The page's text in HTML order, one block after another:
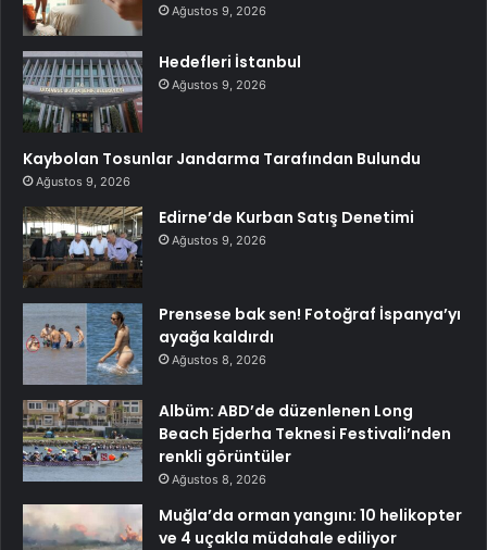
Ağustos 9, 2026
Hedefleri İstanbul
Ağustos 9, 2026
Kaybolan Tosunlar Jandarma Tarafından Bulundu
Ağustos 9, 2026
Edirne’de Kurban Satış Denetimi
Ağustos 9, 2026
Prensese bak sen! Fotoğraf İspanya’yı
ayağa kaldırdı
Ağustos 8, 2026
Albüm: ABD’de düzenlenen Long
Beach Ejderha Teknesi Festivali’nden
renkli görüntüler
Ağustos 8, 2026
Muğla’da orman yangını: 10 helikopter
ve 4 uçakla müdahale ediliyor